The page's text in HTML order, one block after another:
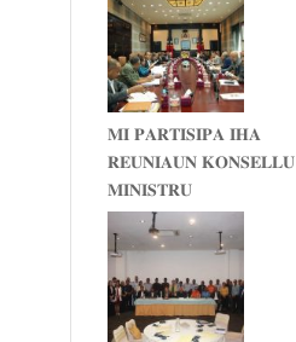
𝐌𝐈 𝐏𝐀𝐑𝐓𝐈𝐒𝐈𝐏𝐀 𝐈𝐇𝐀
𝐑𝐄𝐔𝐍𝐈𝐀𝐔𝐍 𝐊𝐎𝐍𝐒𝐄𝐋𝐋𝐔
𝐌𝐈𝐍𝐈𝐒𝐓𝐑𝐔